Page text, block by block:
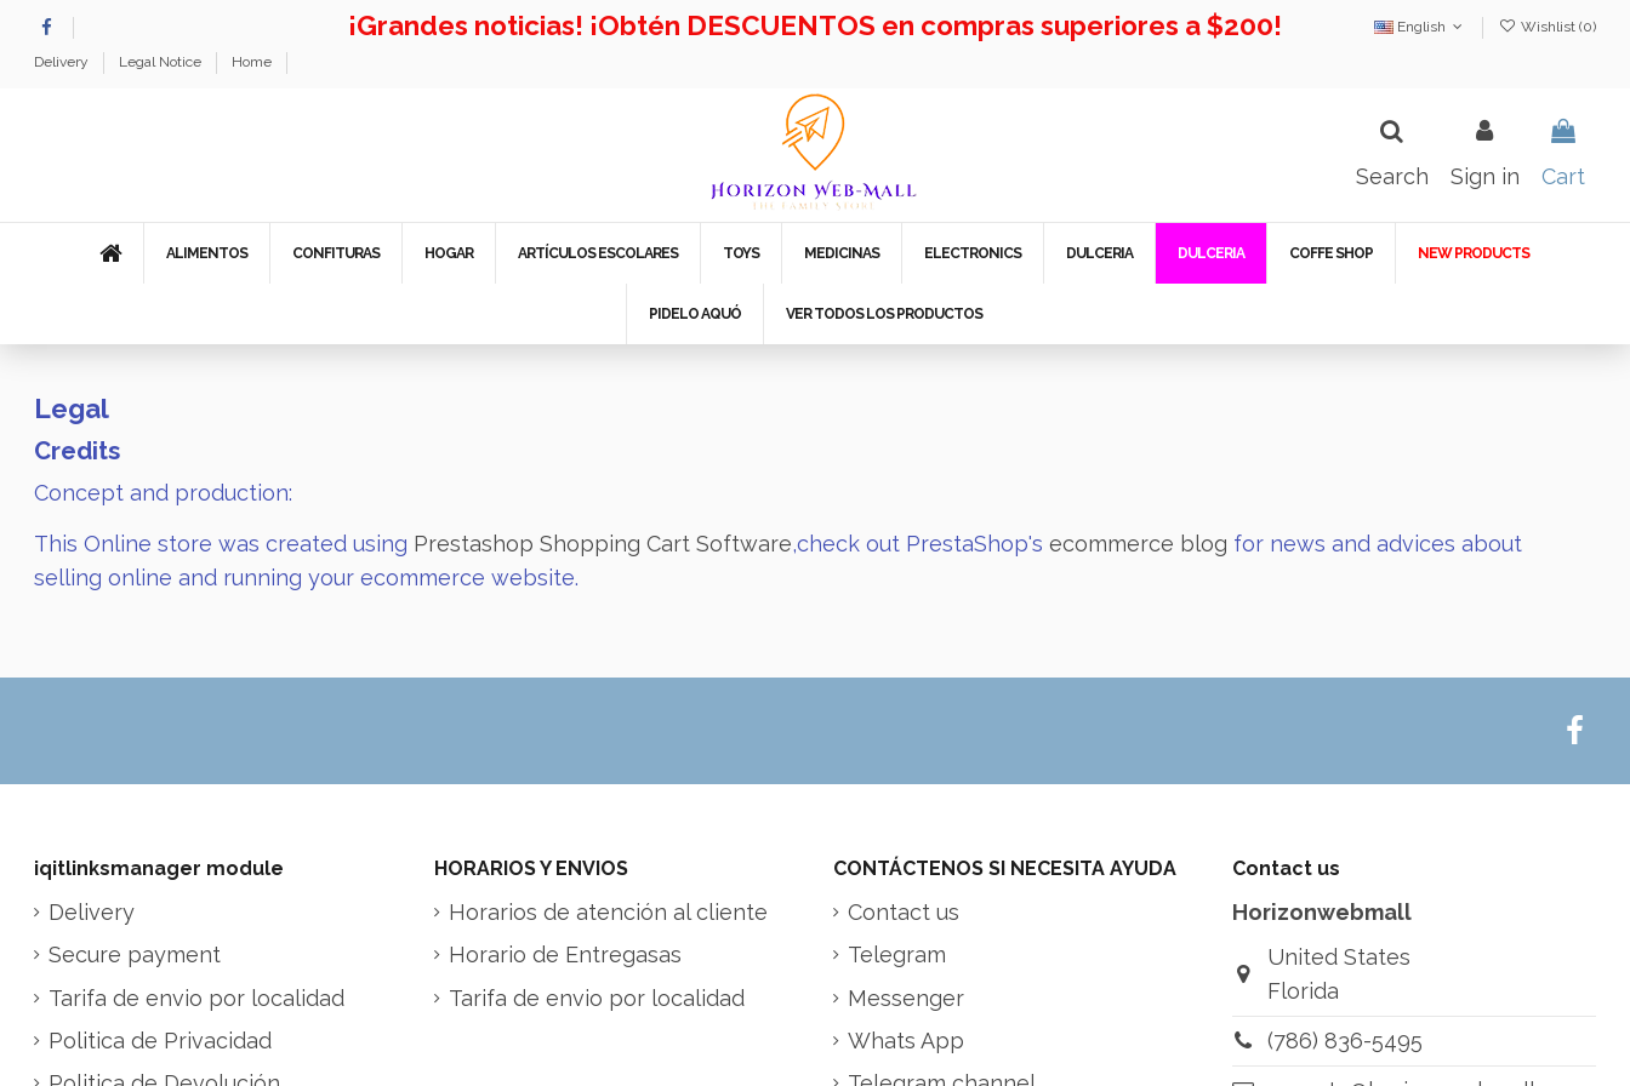
Delivery Legal Notice Home
¡Grandes noticias! ¡Obtén DESCUENTOS en compras superiores a $200! English Wishlist (0)
Search Sign in Cart
ALIMENTOS CONFITURAS HOGAR ARTÍCULOS ESCOLARES TOYS MEDICINAS ELECTRONICS DULCERIA DULCERIA COFFE SHOP NEW PRODUCTS
PIDELO AQUÓ VER TODOS LOS PRODUCTOS
Legal
Credits
Concept and production:
This Online store was created using Prestashop Shopping Cart Software,check out PrestaShop'secommerce blog for news and advices about
selling online and running your ecommerce website.
iqitlinksmanager module
Delivery
Secure payment
Tarifa de envio por localidad
Politica de Privacidad
HORARIOS Y ENVIOS
Horarios de atención al cliente
Horario de Entregasas
Tarifa de envio por localidad
CONTÁCTENOS SI NECESITA AYUDA
Contact us
Telegram
Messenger
Whats App
Contact us
Horizonwebmall
United States
Florida
(786) 836-5495